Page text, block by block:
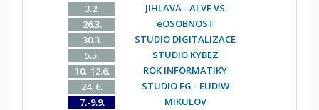
3.2.
JIHLAVA - AI VE VS
26.3.
eOSOBNOST
30.3.
STUDIO DIGITALIZACE
5.5.
STUDIO KYBEZ
10.-12.6.
ROK INFORMATIKY
24. 6.
STUDIO EG - EUDIW
7.-9.9.
MIKULOV